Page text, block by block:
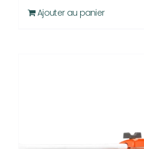
était :
Ajouter au panier